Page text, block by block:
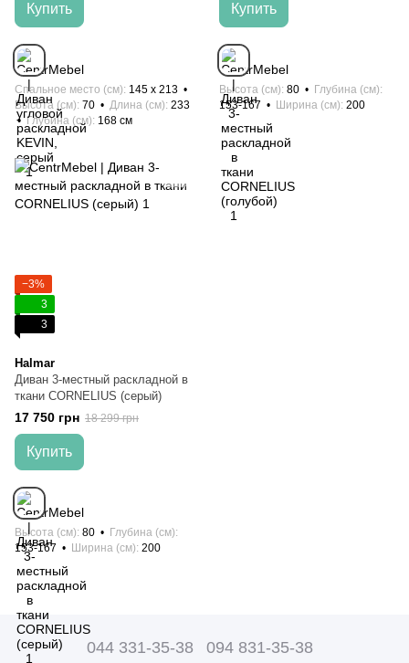
Купить
Спальное место (см) 145 х 213
Высота (см) 70 Длина (см) 233
Глубина (см) 168 см
Купить
Высота (см) 80
Глубина (см)
153-167
Ширина (см) 200
−3%
3
3
Halmar
Диван 3-местный раскладной в
ткани CORNELIUS (серый)
17 750 грн 18 299 грн
Купить
Высота (см) 80
Глубина (см)
153-167
Ширина (см) 200
044 331-35-38 094 831-35-38